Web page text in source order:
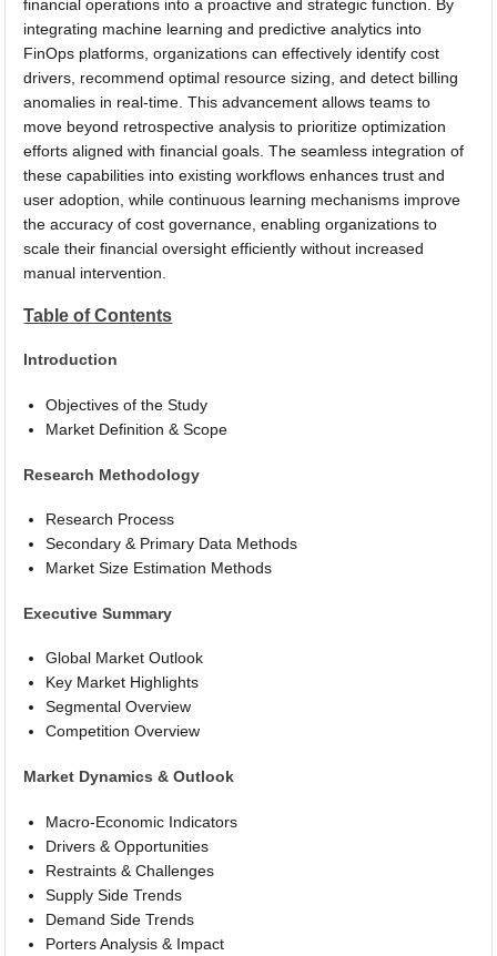
financial operations into a proactive and strategic function. By
integrating machine learning and predictive analytics into
FinOps platforms, organizations can effectively identify cost
drivers, recommend optimal resource sizing, and detect billing
anomalies in real-time. This advancement allows teams to
move beyond retrospective analysis to prioritize optimization
efforts aligned with financial goals. The seamless integration of
these capabilities into existing workflows enhances trust and
user adoption, while continuous learning mechanisms improve
the accuracy of cost governance, enabling organizations to
scale their financial oversight efficiently without increased
manual intervention.
Table of Contents
Introduction
Objectives of the Study
Market Definition & Scope
Research Methodology
Research Process
Secondary & Primary Data Methods
Market Size Estimation Methods
Executive Summary
Global Market Outlook
Key Market Highlights
Segmental Overview
Competition Overview
Market Dynamics & Outlook
Macro-Economic Indicators
Drivers & Opportunities
Restraints & Challenges
Supply Side Trends
Demand Side Trends
Porters Analysis & Impact